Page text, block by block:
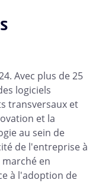
Avec plus de 25
logiciels
transversaux et
et la
au sein de
de l'entreprise à
en
à l'adoption de